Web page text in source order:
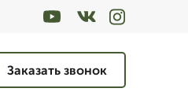
Заказать звонок